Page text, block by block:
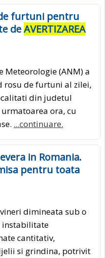
furtuni pentru
deAVERTIZAREA
(ANM) a
rosu de furtuni al zilei,
din judetul
ora, cu
...continuare.
in Romania.
pentru toata
dimineata sub o
instabilitate
cantitativ,
si grindina, potrivit